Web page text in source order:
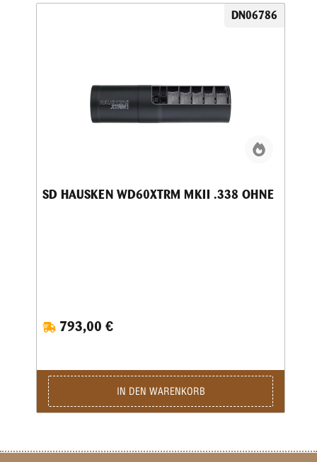
DN06786
SD HAUSKEN WD60XTRM MKII .338 OHNE
793,00 €
IN DEN WARENKORB